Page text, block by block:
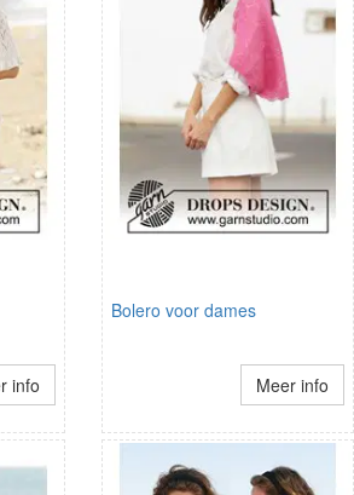
info
Bolero voor dames
Meer info